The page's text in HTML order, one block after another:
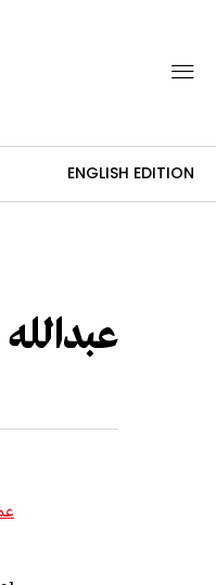
ENGLISH EDITION